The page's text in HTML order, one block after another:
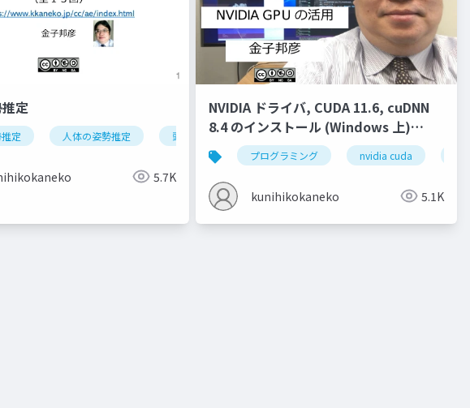
ジオメトリ 流入口 ベイク
定
定 人体の姿勢推定 頭部の姿勢推定 オブジェクトの姿勢推定
5.7K
NVIDIA ドライバ, CUDA 11.6, cuDNN
8.4 のインストール (Windows 上)
(2022年4月の最新版)
プログラミング nvidia cuda
kunihikokaneko 5.1K